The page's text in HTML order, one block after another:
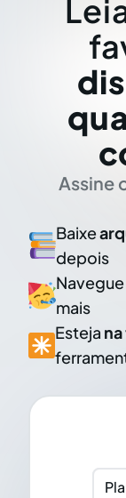
Assine
Baixe
depois
Navegue
mais
Esteja